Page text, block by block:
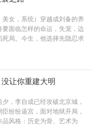
美女，系统）穿越成刘备的养
面临怎样的命运，失宠，边
局。今生，他选择先隐忍求
，威震荆襄，却只求刘备赏
次大功，却连太守都不愿
头。他谨慎而虚伪的活着，
努力的做一个无比孝顺的好
好大哥，做忠勇无畏的好侄
好关系，哪怕是曾经害死他
了曾经不曾拥有的一切！就
他便逆天改命，绝地翻盘。
让你重建大明
，李自成已经攻破北京城，
纷纷逼宫，面对地狱开局，
风格：历史为骨、艺术为